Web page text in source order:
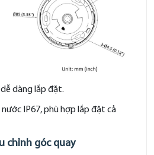
dễ dàng lắp đặt.
IP67, phù hợp lắp đặt cả
chỉnh góc quay